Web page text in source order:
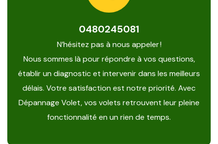
0480245081
N’hésitez pas à nous appeler !
Nous sommes là pour répondre à vos questions,
établir un diagnostic et intervenir dans les meilleurs
délais. Votre satisfaction est notre priorité. Avec
Dépannage Volet, vos volets retrouvent leur pleine
fonctionnalité en un rien de temps.